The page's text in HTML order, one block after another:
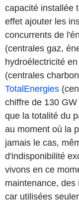
capacité installée
effet ajouter les
concurrents de
(centrales gaz,
hydroélectricité
(centrales
TotalEnergies
chiffre de 130
que la totalité du
au moment où la
jamais le cas,
d'indisponibilité
vivons en ce
maintenance,
car utilisées